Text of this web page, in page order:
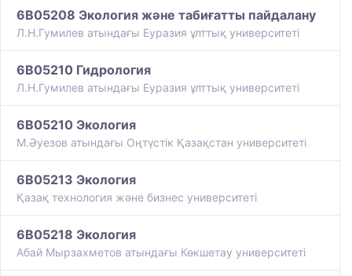
6B05208 Экология және табиғатты пайдалану
Л.Н.Гумилев атындағы Еуразия ұлттық университеті
6B05210 Гидрология
Л.Н.Гумилев атындағы Еуразия ұлттық университеті
6B05210 Экология
М.Әуезов атындағы Оңтүстік Қазақстан университеті
6B05213 Экология
Қазақ технология және бизнес университеті
6B05218 Экология
Абай Мырзахметов атындағы Көкшетау университеті